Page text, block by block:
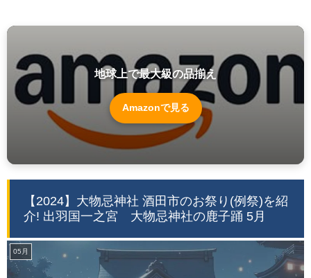
地球上で最大級の品揃え
Amazonで見る
【2024】大物忌神社 酒田市のお祭り(例祭)を紹
介! 出羽国一之宮 大物忌神社の鹿子踊 5月
05月